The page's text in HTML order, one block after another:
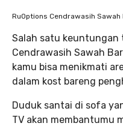
RuOptions Cendrawasih Sawah
Salah satu keuntungan
Cendrawasih Sawah
kamu bisa menikmati
dalam kost bareng
Duduk santai di sofa
TV akan membantumu